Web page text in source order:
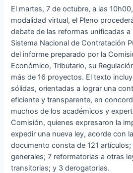
El martes, 7 de octubre, a las
modalidad virtual, el Pleno
debate de las reformas unificadas a
Sistema Nacional de Contratación
del informe preparado por la
Económico, Tributario, su
más de 16 proyectos. El texto
sólidas, orientadas a lograr una
eficiente y transparente, en
muchos de los académicos y
Comisión, quienes expresaron la
expedir una nueva ley, acorde con
documento consta de 121
generales; 7 reformatorias a otras
transitorias; y 3 derogatorias.